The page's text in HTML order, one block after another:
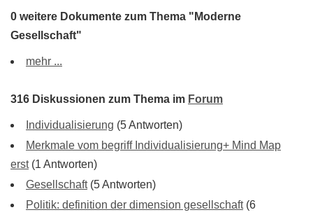
0 weitere Dokumente zum Thema "Moderne
Gesellschaft"
mehr ...
316 Diskussionen zum Thema im Forum
Individualisierung (5 Antworten)
Merkmale vom begriff Individualisierung+ Mind Map
erst(1 Antworten)
Gesellschaft(5 Antworten)
Politik: definition der dimension gesellschaft(6